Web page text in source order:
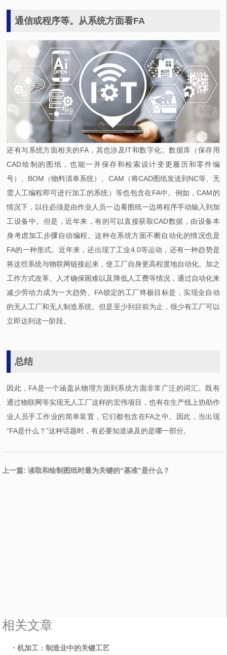
通信或程序等。从系统方面看FA
还有与系统方面相关的FA，其也涉及IT和数字化。数据库（保存用
CAD绘制的图纸，也能一并保存和检索设计变更履历和零件编
号）、BOM（物料清单系统）、CAM（将CAD图纸发送到NC等、无
需人工编程即可进行加工的系统）等也包含在FA中。例如，CAM的
情况下，以往必须是由作业人员一边看图纸一边将程序手动输入到加
工设备中。但是，近年来，有的可以直接获取CAD数据，由设备本
身考虑加工步骤自动编程。这种在系统方面不断自动化的情况也是
FA的一种形式。近年来，还出现了工业4.0等运动，还有一种趋势是
将这些系统与物联网链接起来，使工厂自身更高程度地自动化。加之
工作方式改革、人才确保困难以及降低人工费等情况，通过自动化来
减少劳动力成为一大趋势。FA锁定的工厂终极目标是，实现全自动
的无人工厂和无人制造系统。但是至少到目前为止，很少有工厂可以
立即达到这一阶段。
总结
因此，FA是一个涵盖从物理方面到系统方面非常广泛的词汇。既有
通过物联网等实现无人工厂这样的宏伟项目，也有在生产线上协助作
业人员手工作业的简单装置，它们都包含在FA之中。因此，当出现
“FA是什么？”这种话题时，有必要知道谈及的是哪一部分。
上一篇: 读取和绘制图纸时最为关键的“基准”是什么？
相关文章
・机加工：制造业中的关键工艺